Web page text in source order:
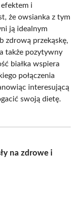
i
że owsianka z tym
ją idealnym
zdrową przekąskę,
także pozytywny
białka wspiera
połączenia
interesującą
swoją dietę.
na zdrowe i